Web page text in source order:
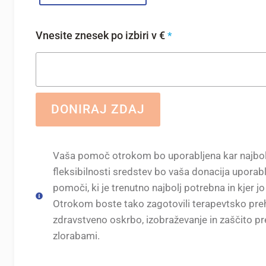
Vnesite znesek po izbiri v € *
DONIRAJ ZDAJ
Vaša pomoč otrokom bo uporabljena kar
fleksibilnosti sredstev bo vaša donacija
pomoči, ki je trenutno najbolj potrebna in kjer
Otrokom boste tako zagotovili terapevtsko
zdravstveno oskrbo, izobraževanje in zaščito
zlorabami.